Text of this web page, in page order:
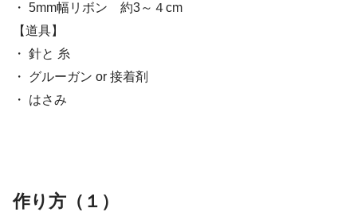
・ 5mm幅リボン 約3～４cm
【道具】
・ 針と 糸
・ グルーガン or 接着剤
・ はさみ
作り方（１）